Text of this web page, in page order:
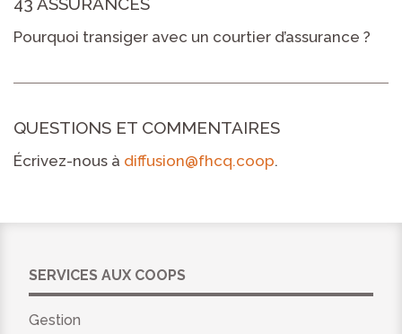
Pourquoi transiger avec un courtier d’assurance ?
QUESTIONS ET COMMENTAIRES
Écrivez-nous à diffusion@fhcq.coop.
SERVICES AUX COOPS
Gestion